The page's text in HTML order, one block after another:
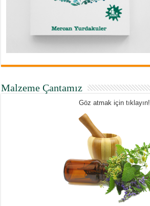
Malzeme Çantamız
Göz atmak için tıklayın!